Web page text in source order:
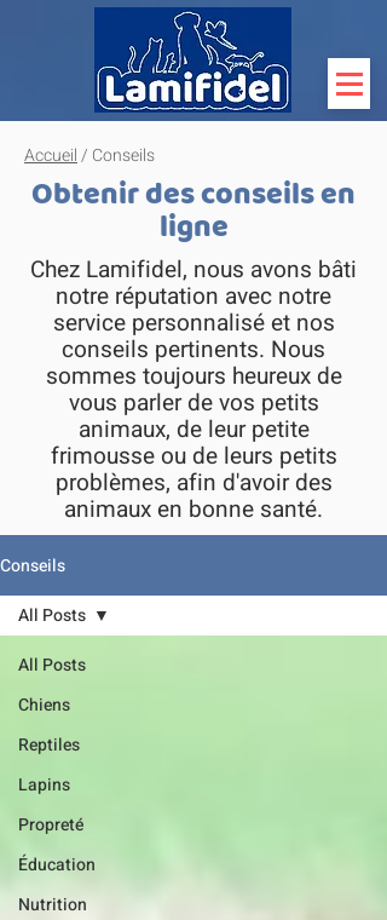
Accueil/ Conseils
Obtenir des conseils en
ligne
Chez Lamifidel, nous avons bâti
notre réputation avec notre
service personnalisé et nos
conseils pertinents. Nous
sommes toujours heureux de
vous parler de vos petits
animaux, de leur petite
frimousse ou de leurs petits
problèmes, afin d'avoir des
animaux en bonne santé.
Conseils
All Posts
Chiens
Reptiles
Lapins
Propreté
Éducation
Nutrition
All Posts